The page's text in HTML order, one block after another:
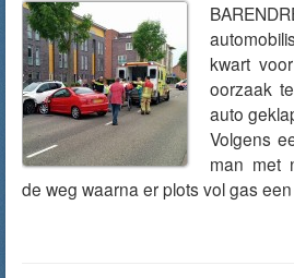
kwart
oorzaak
auto
Volgens
man met
de weg waarna er plots vol gas